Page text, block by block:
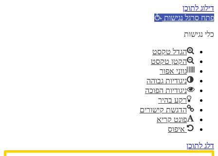
דילוג לתוכן
פתח סרגל נגישות
כלי נגישות
הגדל טקסט
הקטן טקסט
גווני אפור
ניגודיות גבוהה
ניגודיות הפוכה
רקע בהיר
הדגשת קישורים
פונט קריא
איפוס
דלג לתוכן